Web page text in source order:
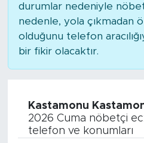
durumlar nedeniyle
nedenle, yola çıkmadan
olduğunu telefon
bir fikir olacaktır.
Kastamonu
2026 Cuma nöbetçi
telefon ve konumları